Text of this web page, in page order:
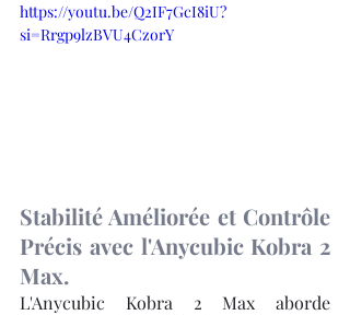
https://youtu.be/Q2IF7GcI8iU?
si=Rrgp9lzBVU4CzorY
Stabilité Améliorée et Contrôle
Précis avec l'Anycubic Kobra 2
Max.
L'Anycubic Kobra 2 Max aborde